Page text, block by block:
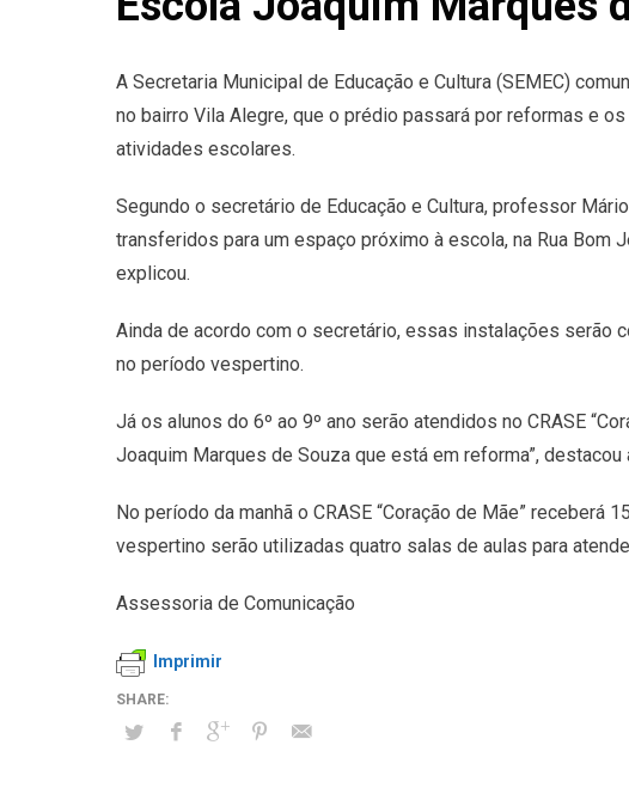
A Secretaria Municipal de Educação e Cultura (SEMEC)
no bairro Vila Alegre, que o prédio passará por reformas e
atividades escolares.
Segundo o secretário de Educação e Cultura, professor
transferidos para um espaço próximo à escola, na Rua Bom
explicou.
Ainda de acordo com o secretário, essas instalações serão
no período vespertino.
Já os alunos do 6º ao 9º ano serão atendidos no CRASE
Joaquim Marques de Souza que está em reforma”,
No período da manhã o CRASE “Coração de Mãe”
vespertino serão utilizadas quatro salas de aulas para
Assessoria de Comunicação
Imprimir